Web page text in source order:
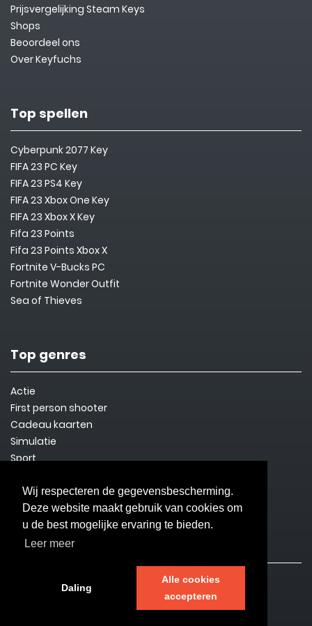
Wij respecteren de gegevensbescherming.
Deze website maakt gebruik van cookies om
u de best mogelijke ervaring te bieden.
Leer meer
Daling
Alle cookies
accepteren
Prijsvergelijking Steam Keys
Shops
Beoordeel ons
Over Keyfuchs
Top spellen
Cyberpunk 2077 Key
FIFA 23 PC Key
FIFA 23 PS4 Key
FIFA 23 Xbox One Key
FIFA 23 Xbox X Key
Fifa 23 Points
Fifa 23 Points Xbox X
Fortnite V-Bucks PC
Fortnite Wonder Outfit
Sea of Thieves
Top genres
Actie
First person shooter
Cadeau kaarten
Simulatie
Sport
Overleven
Informatie